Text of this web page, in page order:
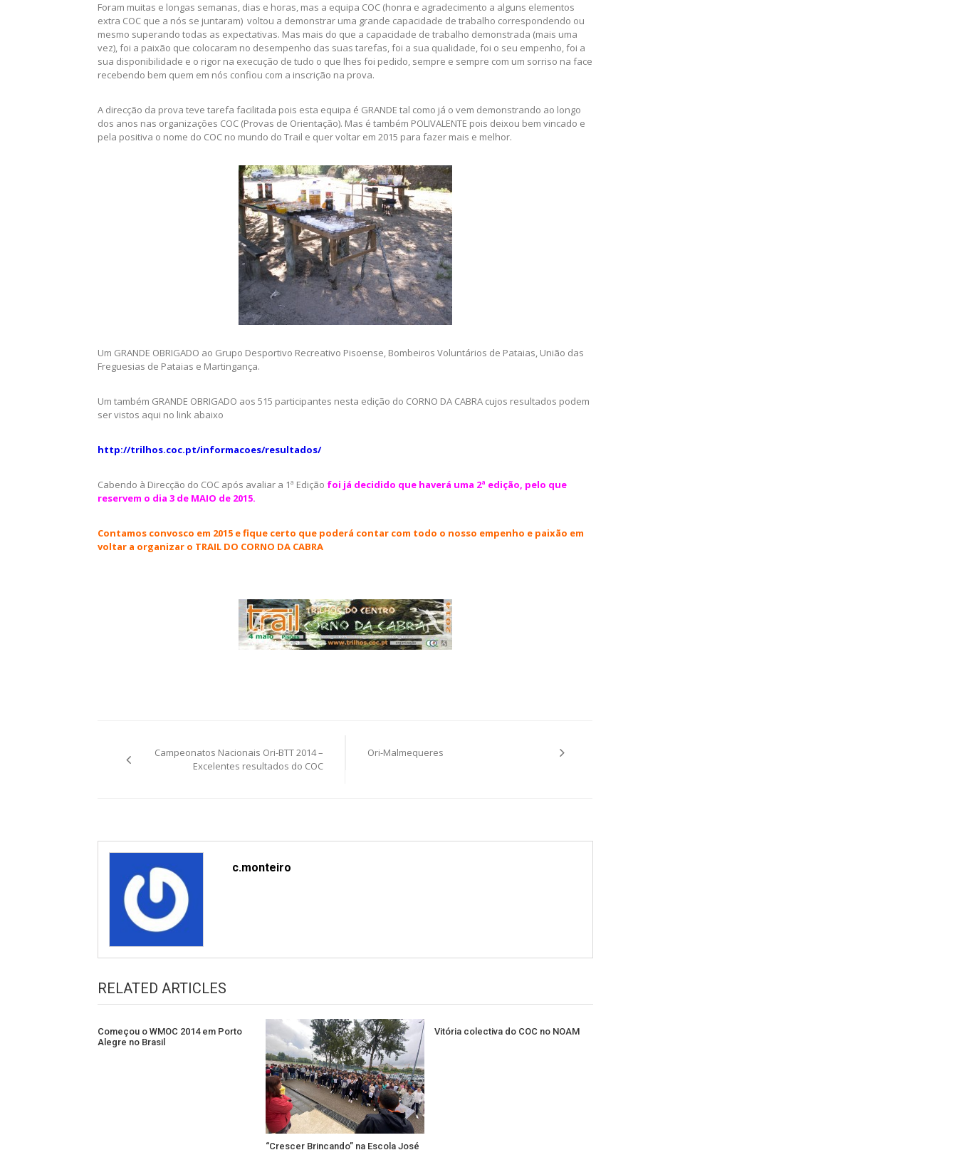
Foram muitas e longas semanas, dias e horas, mas a equipa COC (honra e agradecimento a alguns elementos
extra COC que a nós se juntaram) voltou a demonstrar uma grande capacidade de trabalho correspondendo ou
mesmo superando todas as expectativas. Mas mais do que a capacidade de trabalho demonstrada (mais uma
vez), foi a paixão que colocaram no desempenho das suas tarefas, foi a sua qualidade, foi o seu empenho, foi a
sua disponibilidade e o rigor na execução de tudo o que lhes foi pedido, sempre e sempre com um sorriso na face
recebendo bem quem em nós confiou com a inscrição na prova.
A direcção da prova teve tarefa facilitada pois esta equipa é GRANDE tal como já o vem demonstrando ao longo
dos anos nas organizações COC (Provas de Orientação). Mas é também POLIVALENTE pois deixou bem vincado e
pela positiva o nome do COC no mundo do Trail e quer voltar em 2015 para fazer mais e melhor.
Um GRANDE OBRIGADO ao Grupo Desportivo Recreativo Pisoense, Bombeiros Voluntários de Pataias, União das
Freguesias de Pataias e Martingança.
Um também GRANDE OBRIGADO aos 515 participantes nesta edição do CORNO DA CABRA cujos resultados podem
ser vistos aqui no link abaixo
http://trilhos.coc.pt/informacoes/resultados/
Cabendo à Direcção do COC após avaliar a 1ª Edição foi já decidido que haverá uma 2ª edição, pelo que
reservem o dia 3 de MAIO de 2015.
Contamos convosco em 2015 e fique certo que poderá contar com todo o nosso empenho e paixão em
voltar a organizar o TRAIL DO CORNO DA CABRA
navigation
Campeonatos Nacionais Ori-BTT 2014 –
Excelentes resultados do COC
Ori-Malmequeres
c.monteiro
RELATED ARTICLES
Começou o WMOC 2014 em Porto
Alegre no Brasil
“Crescer Brincando” na Escola José
Vitória colectiva do COC no NOAM